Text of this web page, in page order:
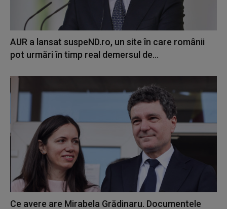
AUR a lansat suspeND.ro, un site în care românii
pot urmări în timp real demersul de...
Ce avere are Mirabela Grădinaru. Documentele